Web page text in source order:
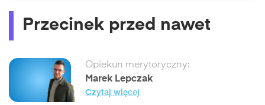
Przecinek przed nawet
Opiekun merytoryczny:
Marek Lepczak
Czytaj więcej